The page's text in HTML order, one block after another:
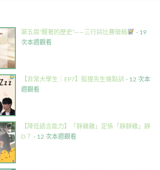
第五屆”醒著的歷史”——三行詩比賽徵稿
- 19
次本週觀看
【非常大學生｜EP7】狐狸先生幾點訓 - 12 次本
週觀看
【降低語言能力】「靜雞雞」定係「靜靜雞」靜
D？ - 12 次本週觀看